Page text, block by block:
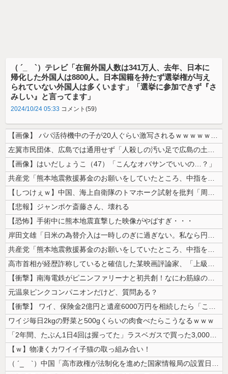
（ ´_ゝ`）テレビ「在留外国人数は341万人、去年、日本に
帰化した外国人は8800人。日本国籍を持たず選挙権が与え
られていない外国人は多くいます」「選挙に参加できず『さ
みしい』と言ってます」
2024/10/24 05:33 コメント(59)
【画像】 パパ活待機中の子が20人ぐらい激写されるｗｗｗｗｗｗｗｗｗｗ...
左翼市民団体、広島では通用せず「人殺しの汚い足で広島の土を踏むな！」→...
【画像】はいだしょうこ（47）「こんなオバサンでいいの…？」
共産党「熊本地震救援募金のお願いをしていたところ、中指を立てられました...
【しつけぇｗ】中国、海上自衛隊のトマホーク試射を批判「周辺の安全保障上...
【悲報】ジャンポケ斎藤さん、壊れる
【恐怖】手術中に熊本地震直撃した映像がやばすぎ・・・
岸田文雄「日米の為替介入は一時しのぎに過ぎない。私なら円を強くすること...
共産党「熊本地震救援募金のお願いをしていたところ、中指を立てられました...
高市首相が経歴詐称していると確信した某映画評論家、「上級公務員試験に合...
【衝撃】南海電鉄がピニンファリーナと初共創！なにわ筋線の新型特急が凄そ...
元温泉ピンクコンパニオンだけど、質問ある？
【衝撃】 ワイ、保険金2億円と遺産6000万円を相続したら「こう」なっ...
ワイジ毎日2kgの野菜と500gくらいの肉食べたらこうなるｗｗｗ
「2年間、たぶん1日4回は握ってた」ラスベガスで買った3,000円のキ...
【ｗ】物凄くカワイイ子猫の取っ組み合い！
（ ´_ゝ`）中国「高市政権が法制化を進めた国家情報局の設置日が7月3...